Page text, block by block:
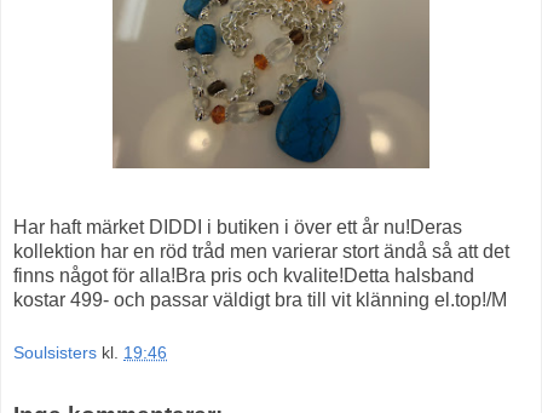
Har haft märket DIDDI i butiken i över ett år nu!Deras
kollektion har en röd tråd men varierar stort ändå så att det
finns något för alla!Bra pris och kvalite!Detta halsband
kostar 499- och passar väldigt bra till vit klänning el.top!/M
Soulsisters kl. 19:46